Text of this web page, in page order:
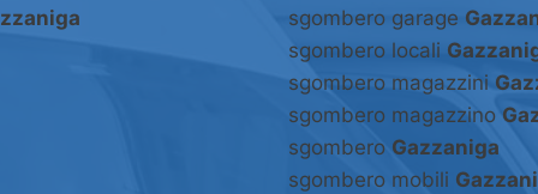
sgombero garage
sgombero locali
sgombero magazzini
sgombero magazzino
sgombero Gazzaniga
sgombero mobili